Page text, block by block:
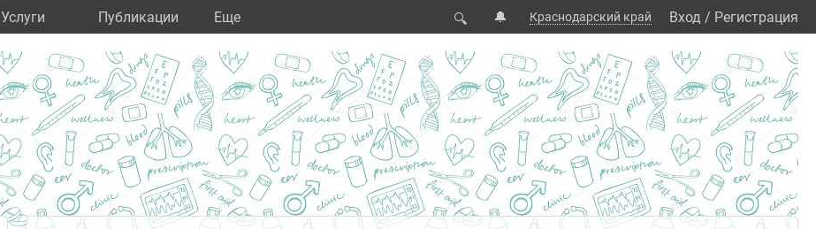
Услуги Публикации Eще 🔍 🔔 Краснодарский край Вход / Регистрация